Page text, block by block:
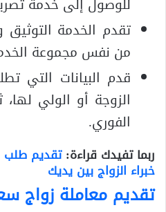
تقدم الخدمة التوثيق
من نفس مجموعة
قدم البيانات التي
الزوجة أو الولي
الفوري.
ربما تفيدك قراءة:تقديم طلب
خبراء الزواج بين يديك
تقديم معاملة زواج